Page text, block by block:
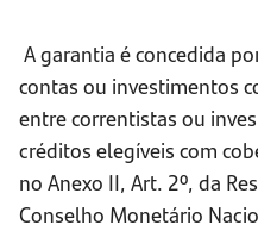
A garantia é concedida
contas ou investimentos
entre correntistas ou
créditos elegíveis com
no Anexo II, Art. 2º, da
Conselho Monetário